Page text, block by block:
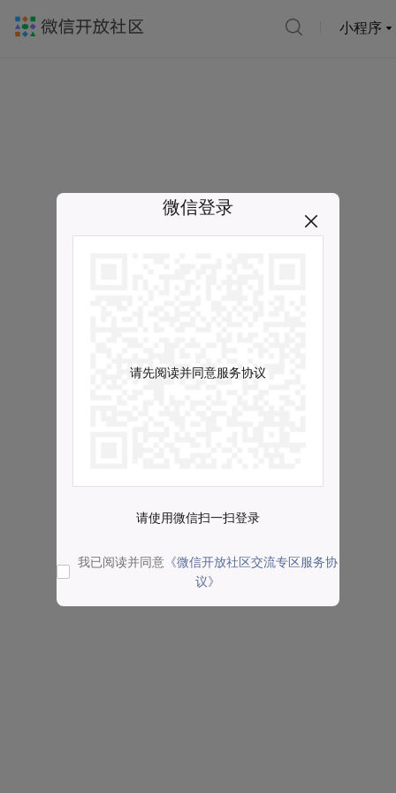
小程序
微信登录
请先阅读并同意服务协议
请使用微信扫一扫登录
我已阅读并同意 《微信开放社区交流专区服务协
议》